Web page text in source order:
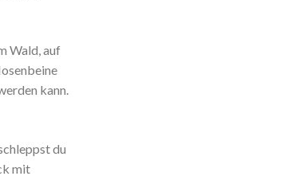
Wald, auf
kann.
du
mit